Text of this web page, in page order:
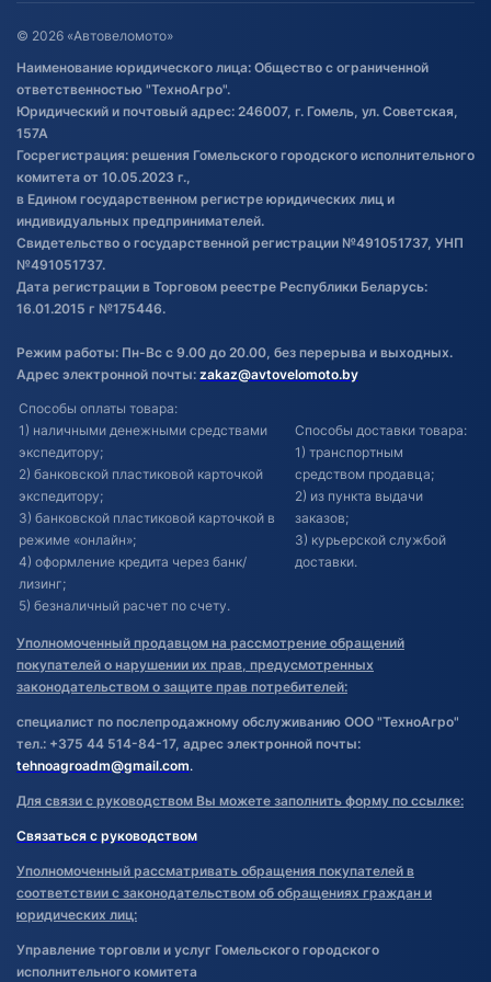
Договор публичной оферты
Обработка файлов cookie
Постановка транспорта на учет
Обновления в ЭПТС 2024
© 2026 «Автовеломото»
Наименование юридического лица: Общество с ограниченной
ответственностью "ТехноАгро".
Юридический и почтовый адрес: 246007, г. Гомель, ул. Советская,
157А
Госрегистрация: решения Гомельского городского исполнительного
комитета от 10.05.2023 г.,
в Едином государственном регистре юридических лиц и
индивидуальных предпринимателей.
Свидетельство о государственной регистрации №491051737, УНП
№491051737.
Дата регистрации в Торговом реестре Республики Беларусь:
16.01.2015 г №175446.
Режим работы: Пн-Вс с 9.00 до 20.00, без перерыва и выходных.
Адрес электронной почты: zakaz@avtovelomoto.by
Способы оплаты товара:
1) наличными денежными средствами
экспедитору;
2) банковской пластиковой карточкой
экспедитору;
3) банковской пластиковой карточкой в
режиме «онлайн»;
4) оформление кредита через банк/
лизинг;
5) безналичный расчет по счету.
Способы доставки товара:
1) транспортным
средством продавца;
2) из пункта выдачи
заказов;
3) курьерской службой
доставки.
Уполномоченный продавцом на рассмотрение обращений
покупателей о нарушении их прав, предусмотренных
законодательством о защите прав потребителей:
специалист по послепродажному обслуживанию ООО "ТехноАгро"
тел.: +375 44 514-84-17, адрес электронной почты:
tehnoagroadm@gmail.com.
Для связи с руководством Вы можете заполнить форму по ссылке:
Связаться с руководством
Уполномоченный рассматривать обращения покупателей в
соответствии с законодательством об обращениях граждан и
юридических лиц:
Управление торговли и услуг Гомельского городского
исполнительного комитета